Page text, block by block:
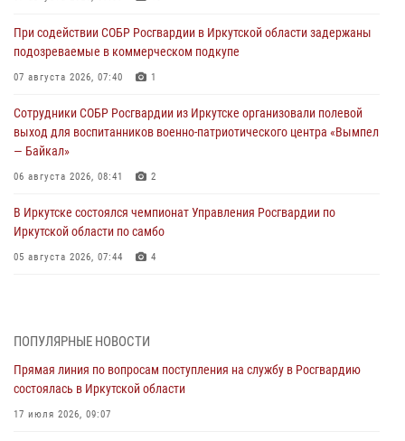
При содействии СОБР Росгвардии в Иркутской области задержаны
подозреваемые в коммерческом подкупе
07 августа 2026, 07:40 1
Сотрудники СОБР Росгвардии из Иркутске организовали полевой
выход для воспитанников военно-патриотического центра «Вымпел
— Байкал»
06 августа 2026, 08:41 2
В Иркутске состоялся чемпионат Управления Росгвардии по
Иркутской области по самбо
05 августа 2026, 07:44 4
04 августа 2026, 07:14 3
Росгвардейцы потушили загоревшийся автомобиль в Иркутске
03 августа 2026, 04:55
ПОПУЛЯРНЫЕ НОВОСТИ
Прямая линия по вопросам поступления на службу в Росгвардию
состоялась в Иркутской области
17 июля 2026, 09:07